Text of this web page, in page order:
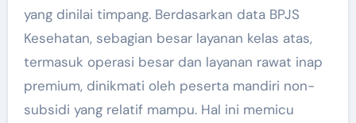
yang dinilai timpang. Berdasarkan data BPJS
Kesehatan, sebagian besar layanan kelas atas,
termasuk operasi besar dan layanan rawat inap
premium, dinikmati oleh peserta mandiri non-
subsidi yang relatif mampu. Hal ini memicu